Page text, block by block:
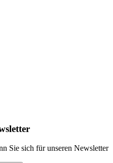
Sie sich für unseren Newsletter